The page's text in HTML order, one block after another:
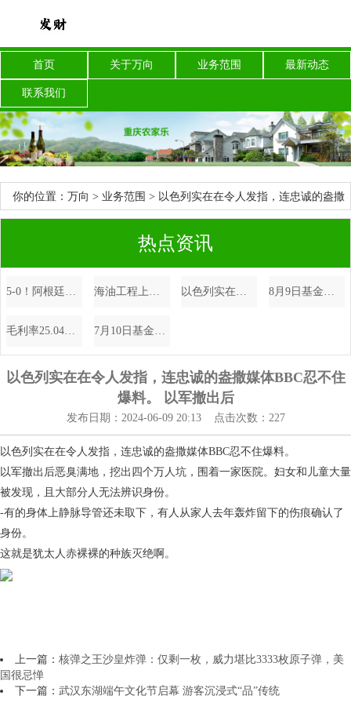
首页 关于万向 业务范围 最新动态
联系我们
你的位置： 万向 > 业务范围 > 以色列实在在令人发指，连忠诚的盎撒
热点资讯
5-0！阿根廷队踢疯了，最大争冠优势浮现，梅西有望大赛四连冠 海油工程上半年净现金流为25.98亿元同比增长148.06% 以色列实在在令人发指，连忠诚的盎撒媒体BBC忍不住爆料。 以军撤出后 8月9日基金净值：永赢迅利中高等级短债A最新净值1.0627，跌0.02%
毛利率25.04%！问界汽车，让赛力斯+华为半年赚了近40亿 7月10日基金净值：汇添富移动互联股票A最新净值1.385，涨0.8%
以色列实在在令人发指，连忠诚的盎撒媒体BBC忍不住
爆料。 以军撤出后
发布日期：2024-06-09 20:13 点击次数：227
以色列实在在令人发指，连忠诚的盎撒媒体BBC忍不住爆料。
以军撤出后恶臭满地，挖出四个万人坑，围着一家医院。妇女和儿童大量
被发现，且大部分人无法辨识身份。
-有的身体上静脉导管还未取下，有人从家人去年轰炸留下的伤痕确认了
身份。
这就是犹太人赤裸裸的种族灭绝啊。 ​​​
上一篇： 核弹之王沙皇炸弹：仅剩一枚，威力堪比3333枚原子弹，美
国很忌惮
下一篇： 武汉东湖端午文化节启幕 游客沉浸式“品”传统